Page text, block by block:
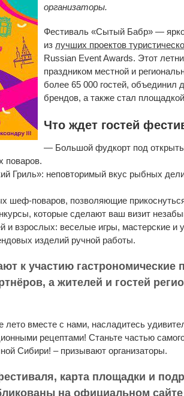
организаторы.
Фестиваль «Сытый Бабр» —
из лучших проектов
Russian Event Awards. Этот
праздником местной и
более 65 000 гостей, объединил
брендов, а также стал
Что ждет гостей
— Большой фудкорт под
поваров.
Гриль»: неповторимый вкус рыбных
шеф-поваров, позволяющие
которые сделают ваш визит
взрослых: веселые игры, мастерские и
изделий ручной работы.
к участию
а жителей и гостей
лето вместе с нами, насладитесь
рецептами! Станьте частью
Сибири! – призывают организаторы.
карта площадки и
на официальном сайте